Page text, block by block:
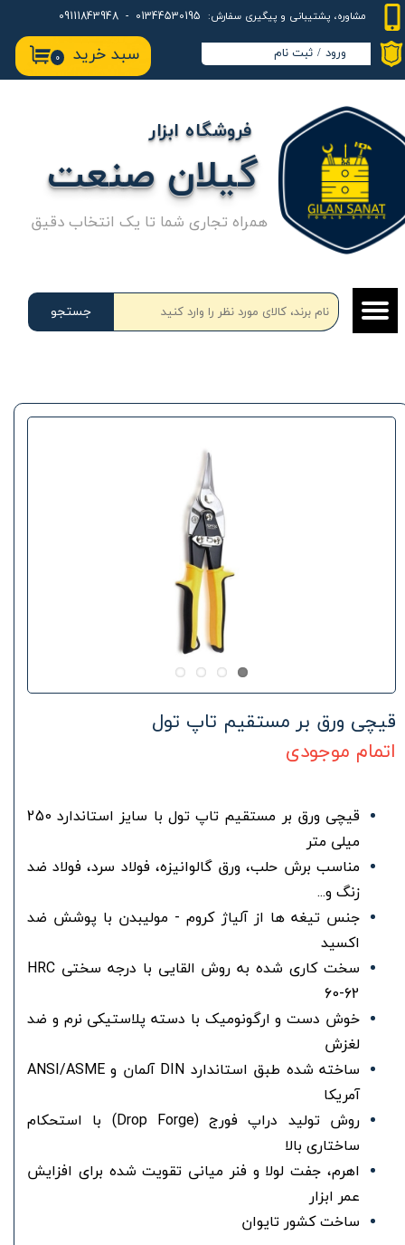
مشاوره، پشتیبانی و پیگیری سفارش:
۰ سبد خرید ورود / ثبت نام
حساب کاربری من
تغییر گذر واژه
سفارشات
خروج از حساب کاربری
جستجو
گیلان صنعت
فروشگاه ابزار
همراه تجاری شما تا یک انتخاب دقیق
قیچی ورق بر مستقیم تاپ تول
اتمام موجودی
قیچی ورق بر مستقیم تاپ تول با سایز استاندارد 250
میلی متر
مناسب برش حلب، ورق گالوانیزه، فولاد سرد، فولاد ضد
زنگ و...
جنس تیغه ها از آلیاژ کروم - مولیبدن با پوشش ضد
اکسید
سخت کاری شده به روش القایی با درجه سختی HRC
60-62
خوش دست و ارگونومیک با دسته پلاستیکی نرم و ضد
لغزش
ساخته شده طبق استاندارد DIN آلمان و ANSI/ASME
آمریکا
روش تولید دراپ فورج (Drop Forge) با استحکام
ساختاری بالا
اهرم، جفت لولا و فنر میانی تقویت شده برای افزایش
عمر ابزار
ساخت کشور تایوان